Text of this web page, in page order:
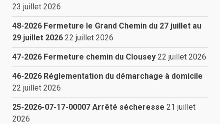
23 juillet 2026
48-2026 Fermeture le Grand Chemin du 27 juillet au
29 juillet 2026 22 juillet 2026
47-2026 Fermeture chemin du Clousey 22 juillet 2026
46-2026 Réglementation du démarchage à domicile
22 juillet 2026
25-2026-07-17-00007 Arrêté sécheresse 21 juillet
2026